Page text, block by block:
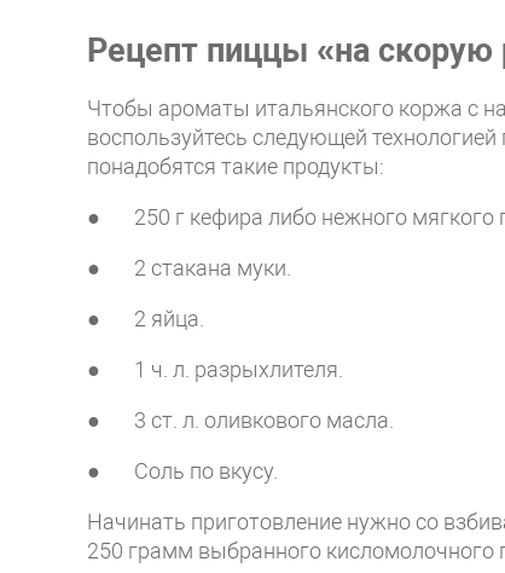
Рецепт пиццы «на скорую
Чтобы ароматы итальянского коржа с
воспользуйтесь следующей
понадобятся такие продукты:
● 250 г кефира либо нежного мягкого
● 2 стакана муки.
● 2 яйца.
● 1 ч. л. разрыхлителя.
● 3 ст. л. оливкового масла.
● Соль по вкусу.
Начинать приготовление нужно со
250 грамм выбранного кисломолочного